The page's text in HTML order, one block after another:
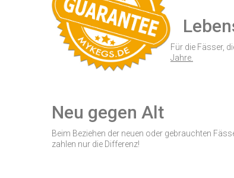
Für die Fässer,
Jahre.
Neu gegen Alt
Beim Beziehen der neuen oder gebrauchten
zahlen nur die Differenz!